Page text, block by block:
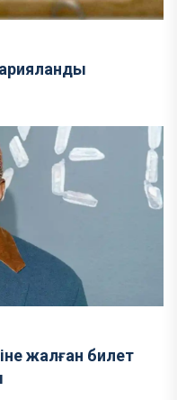
жалған билет